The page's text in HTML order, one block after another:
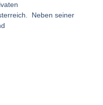
Neben seiner